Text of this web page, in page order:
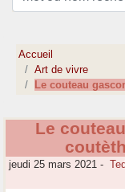
Accueil
Art de vivre
Le couteau
Le
jeudi 25 mars 2021 -